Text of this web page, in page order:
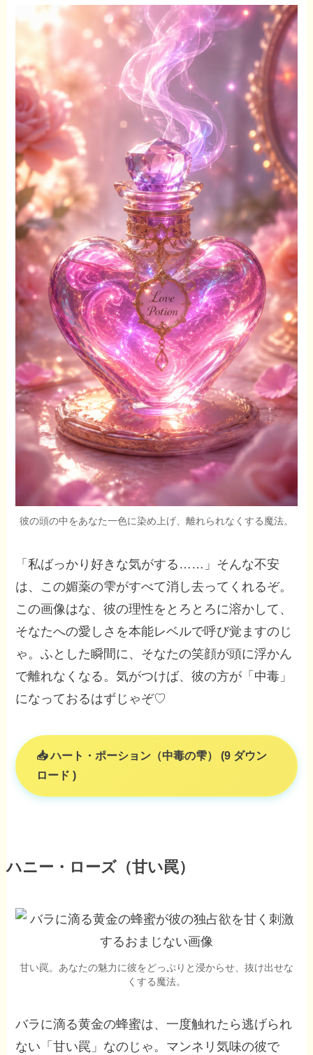
彼の頭の中をあなた一色に染め上げ、離れられなくする魔法。
「私ばっかり好きな気がする……」そんな不安
は、この媚薬の雫がすべて消し去ってくれるぞ。
この画像はな、彼の理性をとろとろに溶かして、
そなたへの愛しさを本能レベルで呼び覚ますのじ
ゃ。ふとした瞬間に、そなたの笑顔が頭に浮かん
で離れなくなる。気がつけば、彼の方が「中毒」
になっておるはずじゃぞ♡
ハート・ポーション（中毒の雫） (9 ダウン
ロード )
ハニー・ローズ（甘い罠）
甘い罠。あなたの魅力に彼をどっぷりと浸からせ、抜け出せな
くする魔法。
バラに滴る黄金の蜂蜜は、一度触れたら逃げられ
ない「甘い罠」なのじゃ。マンネリ気味の彼で